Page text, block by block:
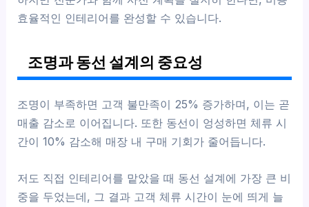
효율적인 인테리어를 완성할 수 있습니다.
조명과 동선 설계의 중요성
조명이 부족하면 고객 불만족이 25% 증가하며, 이는 곧
매출 감소로 이어집니다. 또한 동선이 엉성하면 체류 시
간이 10% 감소해 매장 내 구매 기회가 줄어듭니다.
저도 직접 인테리어를 맡았을 때 동선 설계에 가장 큰 비
중을 두었는데, 그 결과 고객 체류 시간이 눈에 띄게 늘